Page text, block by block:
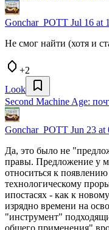
Gonchar_POTT Jul 16 at
Не смог найти (хотя и
+2
Look
Second Machine Age:
Gonchar_POTT Jun 23 at
Да, это было не
правы. Предложение у
относиться к
технологическому
ипостасях - как к
изрядно времени на
"инструмент"
общего применения"